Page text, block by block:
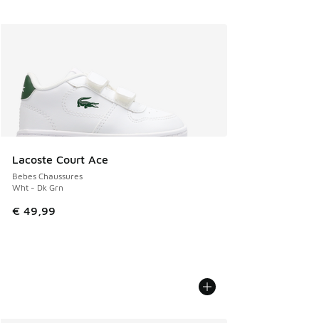
Lacoste Court Ace
Bebes Chaussures
Wht - Dk Grn
€ 49,99